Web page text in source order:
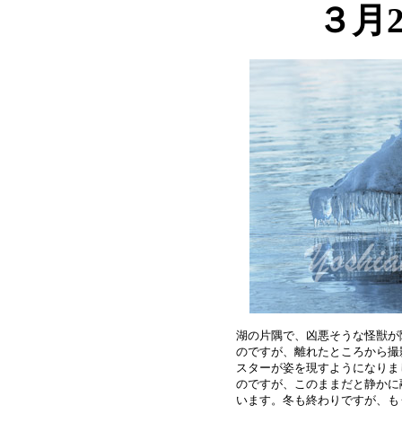
３月
湖の片隅で、凶悪そうな怪獣
のですが、離れたところから
スターが姿を現すようになり
のですが、このままだと静か